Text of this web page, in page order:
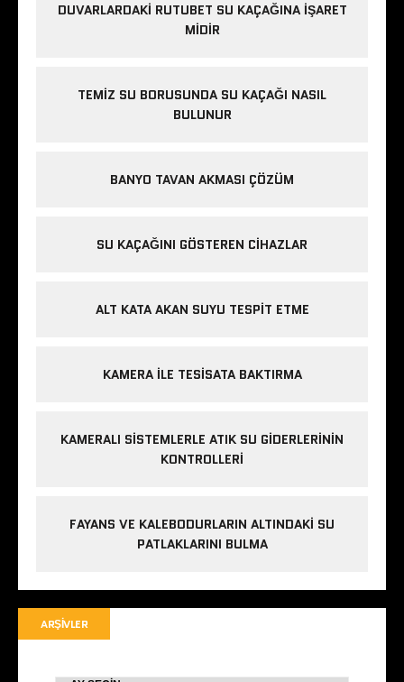
DUVARLARDAKI RUTUBET SU KAÇAĞINA İŞARET
MIDIR
TEMIZ SU BORUSUNDA SU KAÇAĞI NASIL
BULUNUR
BANYO TAVAN AKMASI ÇÖZÜM
SU KAÇAĞINI GÖSTEREN CIHAZLAR
ALT KATA AKAN SUYU TESPIT ETME
KAMERA ILE TESISATA BAKTIRMA
KAMERALI SISTEMLERLE ATIK SU GIDERLERININ
KONTROLLERI
FAYANS VE KALEBODURLARIN ALTINDAKI SU
PATLAKLARINI BULMA
ARŞIVLER